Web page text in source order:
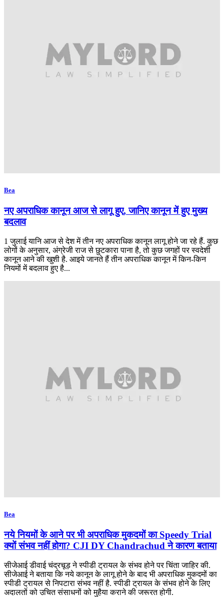
Bea
नए अपराधिक कानून आज से लागू हुए, जानिए कानून में हुए मुख्य
बदलाव
1 जुलाई यानि आज से देश में तीन नए अपराधिक कानून लागू होने जा रहे हैं. कुछ
लोगों के अनुसार, अंग्रेजी राज से छुटकारा पाना है, तो कुछ जगहों पर स्वदेशी
कानून आने की खुशी है. आइये जानते हैं तीन अपराधिक कानून में किन-किन
नियमों में बदलाव हुए है...
Bea
नये नियमों के आने पर भी अपराधिक मुकदमों का Speedy Trial
क्यों संभव नहीं होगा? CJI DY Chandrachud ने कारण बताया
सीजेआई डीवाई चंद्रचूड़ ने स्पीडी ट्रायल के संभव होने पर चिंता जाहिर की.
सीजेआई ने बताया कि नये कानून के लागू होने के बाद भी अपराधिक मुकदमों का
स्पीडी ट्रायल से निपटारा संभव नहीं है. स्पीडी ट्रायल के संभव होने के लिए
अदालतों को उचित संसाधनों को मुहैया कराने की जरूरत होगी.